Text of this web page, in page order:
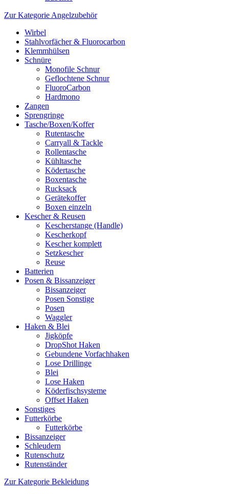
Zur Kategorie Angelzubehör
Wirbel
Stahlvorfächer & Fluorocarbon
Klemmhülsen
Schnüre
Monofile Schnur
Geflochtene Schnur
FluoroCarbon
Hardmono
Zangen
Sprengringe
Tasche/Boxen/Koffer
Rutentasche
Carryall & Tackle
Rollentasche
Kühltasche
Ködertasche
Boxentasche
Rucksack
Gerätekoffer
Boxen einzeln
Kescher & Reusen
Kescherstange (Handle)
Kescherkopf
Kescher komplett
Setzkescher
Reuse
Batterien
Posen & Bissanzeiger
Bissanzeiger
Posen Sonstige
Posen
Waggler
Haken & Blei
Jigköpfe
DropShot Haken
Gebundene Vorfachhaken
Lose Drillinge
Blei
Lose Haken
Köderfischsysteme
Offset Haken
Sonstiges
Futterkörbe
Futterkörbe
Bissanzeiger
Schleudern
Rutenschutz
Rutenständer
Zur Kategorie Bekleidung